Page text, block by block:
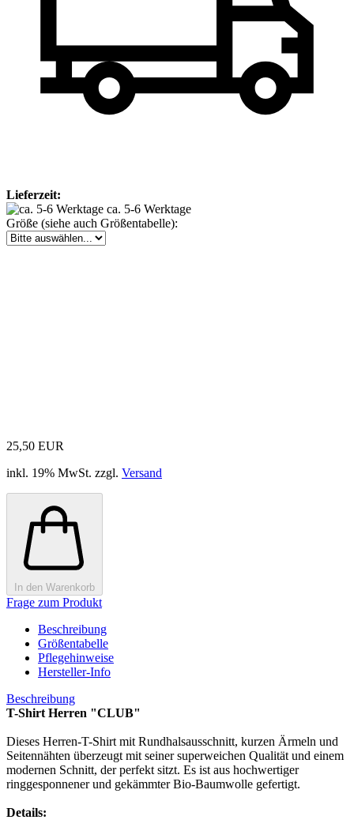
Lieferzeit:
ca. 5-6 Werktage
Größe (siehe auch Größentabelle):
25,50 EUR
inkl. 19% MwSt. zzgl. Versand
In den Warenkorb
Frage zum Produkt
Beschreibung
Größentabelle
Pflegehinweise
Hersteller-Info
Beschreibung
T-Shirt Herren "CLUB"
Dieses Herren-T-Shirt mit Rundhalsausschnitt, kurzen Ärmeln und
Seitennähten überzeugt mit seiner superweichen Qualität und einem
modernen Schnitt, der perfekt sitzt. Es ist aus hochwertiger
ringgesponnener und gekämmter Bio-Baumwolle gefertigt.
Details: